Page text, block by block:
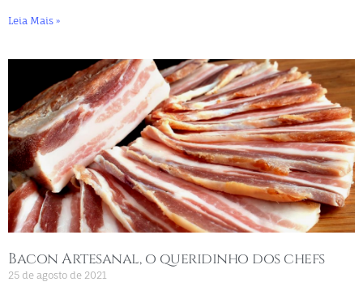
Leia Mais »
Bacon Artesanal, o queridinho dos chefs
25 de agosto de 2021